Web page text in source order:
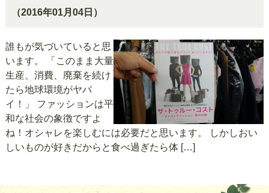
（2016年01月04日）
誰もが気づいていると思
います。 「このまま大量
生産、消費、廃棄を続け
たら地球環境がヤバ
イ！」 ファッションは平
和な社会の象徴ですよ
ね！オシャレを楽しむには必要だと思います。 しかしおい
しいものが好きだからと食べ過ぎたら体 […]